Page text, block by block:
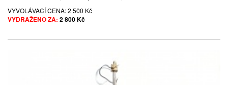
VYVOLÁVACÍ CENA:2 500 Kč
VYDRAŽENO ZA: 2 800 Kč